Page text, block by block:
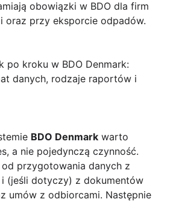
obowiązki w BDO dla firm
oraz przy eksporcie odpadów.
po kroku w BDO Denmark:
danych, rodzaje raportów i
BDO Denmark warto
a nie pojedynczą czynność.
przygotowania danych z
(jeśli dotyczy) z dokumentów
umów z odbiorcami. Następnie